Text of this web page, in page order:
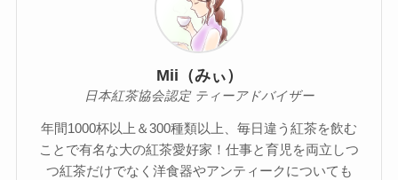
Mii（みぃ）
日本紅茶協会認定 ティーアドバイザー
年間1000杯以上＆300種類以上、毎日違う紅茶を飲む
ことで有名な大の紅茶愛好家！仕事と育児を両立しつ
つ紅茶だけでなく洋食器やアンティークについても